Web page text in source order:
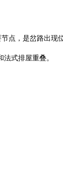
点，是岔路出现
式排屋重叠。